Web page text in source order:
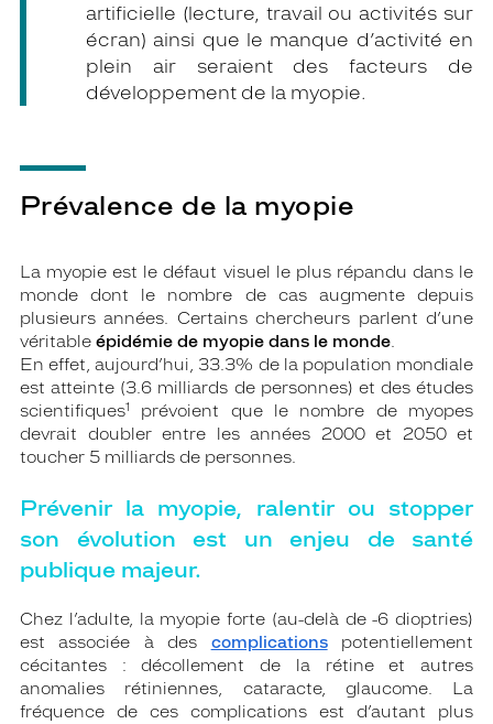
artificielle (lecture, travail ou activités sur
écran) ainsi que le manque d’activité en
plein air seraient des facteurs de
développement de la myopie.
Prévalence de la myopie
La myopie est le défaut visuel le plus répandu dans le
monde dont le nombre de cas augmente depuis
plusieurs années. Certains chercheurs parlent d’une
véritable épidémie de myopie dans le monde.
En effet, aujourd’hui, 33.3% de la population mondiale
est atteinte (3.6 milliards de personnes) et des études
scientifiques1
prévoient que le nombre de myopes
devrait doubler entre les années 2000 et 2050 et
toucher 5 milliards de personnes.
Prévenir la myopie, ralentir ou stopper
son évolution est un enjeu de santé
publique majeur.
Chez l’adulte, la myopie forte (au-delà de -6 dioptries)
est associée à des complicationspotentiellement
cécitantes : décollement de la rétine et autres
anomalies rétiniennes, cataracte, glaucome. La
fréquence de ces complications est d’autant plus